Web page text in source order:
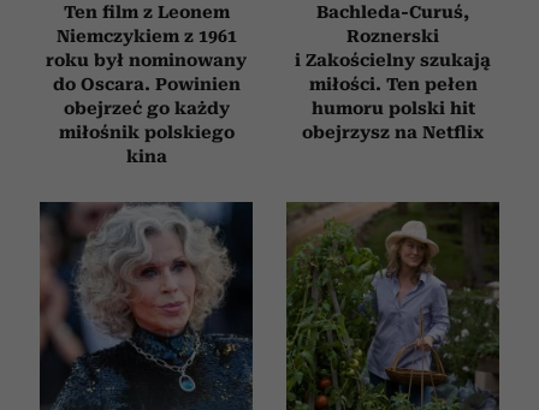
Ten film z Leonem
Niemczykiem z 1961
roku był nominowany
do Oscara. Powinien
obejrzeć go każdy
miłośnik polskiego
kina
Bachleda-Curuś,
Roznerski
i Zakościelny szukają
miłości. Ten pełen
humoru polski hit
obejrzysz na Netflix